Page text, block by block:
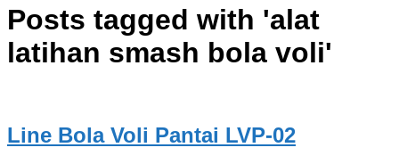
Posts tagged with 'alat
latihan smash bola voli'
Line Bola Voli Pantai LVP-02